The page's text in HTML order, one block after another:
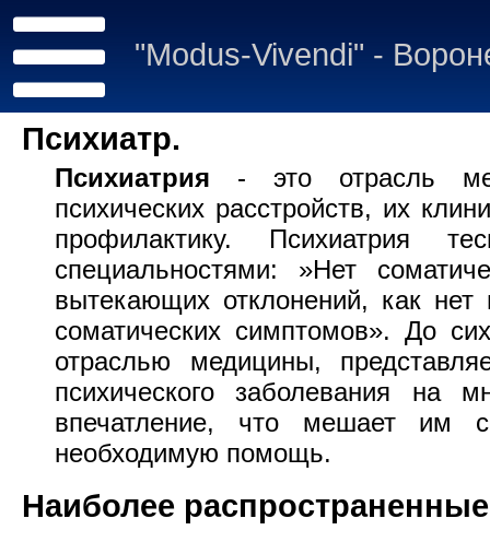
"Modus-Vivendi" -
Психиатр.
Психиатрия - это отрасль
психических расстройств, их
профилактику. Психиатрия
специальностями: »Нет
вытекающих отклонений, как нет
соматических симптомов». До
отраслью медицины,
психического заболевания на
впечатление, что мешает им
необходимую помощь.
Наиболее